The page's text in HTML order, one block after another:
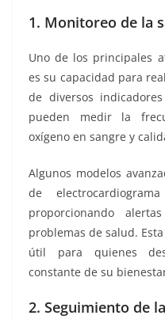
1. Monitoreo de la
Uno de los principales
es su capacidad para
de diversos
pueden medir la
oxígeno en sangre y
Algunos modelos
de
proporcionando
problemas de salud.
útil para quienes
constante de su
2. Seguimiento de